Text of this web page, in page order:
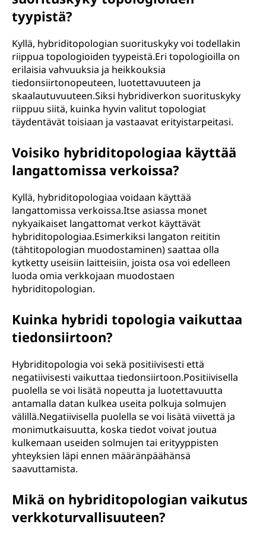
tyypistä?
Kyllä, hybriditopologian suorituskyky voi todellakin
riippua topologioiden tyypeistä.Eri topologioilla on
erilaisia vahvuuksia ja heikkouksia
tiedonsiirtonopeuteen, luotettavuuteen ja
skaalautuvuuteen.Siksi hybridiverkon suorituskyky
riippuu siitä, kuinka hyvin valitut topologiat
täydentävät toisiaan ja vastaavat erityistarpeitasi.
Voisiko hybriditopologiaa käyttää
langattomissa verkoissa?
Kyllä, hybriditopologiaa voidaan käyttää
langattomissa verkoissa.Itse asiassa monet
nykyaikaiset langattomat verkot käyttävät
hybriditopologiaa.Esimerkiksi langaton reititin
(tähtitopologian muodostaminen) saattaa olla
kytketty useisiin laitteisiin, joista osa voi edelleen
luoda omia verkkojaan muodostaen
hybriditopologian.
Kuinka hybridi topologia vaikuttaa
tiedonsiirtoon?
Hybriditopologia voi sekä positiivisesti että
negatiivisesti vaikuttaa tiedonsiirtoon.Positiivisella
puolella se voi lisätä nopeutta ja luotettavuutta
antamalla datan kulkea useita polkuja solmujen
välillä.Negatiivisella puolella se voi lisätä viivettä ja
monimutkaisuutta, koska tiedot voivat joutua
kulkemaan useiden solmujen tai erityyppisten
yhteyksien läpi ennen määränpäähänsä
saavuttamista.
Mikä on hybriditopologian vaikutus
verkkoturvallisuuteen?